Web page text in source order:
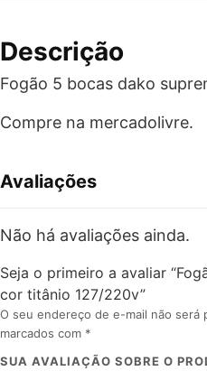
Descrição
Fogão 5 bocas dako
Compre na mercadolivre.
Avaliações
Não há avaliações ainda.
Seja o primeiro a avaliar
cor titânio 127/220v”
O seu endereço de e-mail não será
marcados com *
SUA AVALIAÇÃO SOBRE O